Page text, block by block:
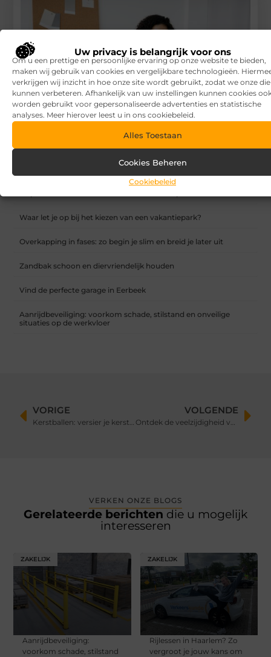
Uw privacy is belangrijk voor ons
Om u een prettige en persoonlijke ervaring op onze website te bieden,
maken wij gebruik van cookies en vergelijkbare technologieën.
verkrijgen wij inzicht in hoe onze site wordt gebruikt, zodat we onze
kunnen verbeteren. Afhankelijk van uw instellingen kunnen cookies
worden gebruikt voor gepersonaliseerde advertenties en statistische
analyses. Meer hierover leest u in ons cookiebeleid.
Alles Toestaan
Cookies Beheren
Cookiebeleid
RECENTE BERICHTEN
Waar let je op bij het kiezen van een vakantiepark?
Overkapping in fases: zo begin je slim en breid je later uit
Zandbak schoon en diervriendelijk houden
Vind de perfecte garage in Eerbeek
Aanrijdbeveiliging: voorkom schade, stilstand en onveilige
situaties op de werkvloer
VORIGE
Kerstballen: versier je kerstboom met persoonlijke charme
VOLGENDE
Ontdek de veelzijdigheid van de rechte keuken: Compact, modern en stijlvol
VERKEN ONZE BLOGS
Gerelateerde berichten die u mogelijk
interesseren
ZAKELIJK
Aanrijdbeveiliging:
voorkom schade, stilstand
ZAKELIJK
Rijlessen in Haarlem? Zo
vergroot je jouw kans om